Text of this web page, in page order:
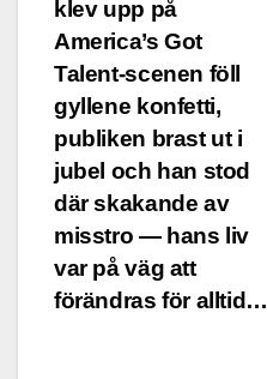
klev upp på
America’s Got
Talent-scenen föll
gyllene konfetti,
publiken brast ut i
jubel och han stod
där skakande av
misstro — hans liv
var på väg att
förändras för alltid…